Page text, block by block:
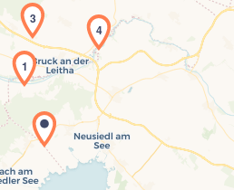
Laden der Karte...
1
3
4